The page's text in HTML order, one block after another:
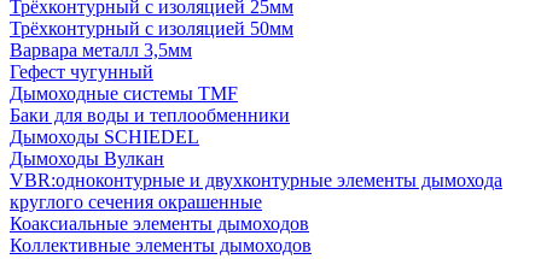
Трёхконтурный с изоляцией 25мм
Трёхконтурный с изоляцией 50мм
Варвара металл 3,5мм
Гефест чугунный
Дымоходные системы TMF
Баки для воды и теплообменники
Дымоходы SCHIEDEL
Дымоходы Вулкан
VBR:одноконтурные и двухконтурные элементы дымохода
круглого сечения окрашенные
Коаксиальные элементы дымоходов
Коллективные элементы дымоходов